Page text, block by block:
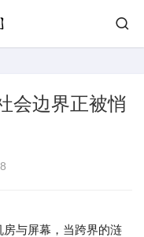
会边界正被悄
与屏幕，当跨界的涟